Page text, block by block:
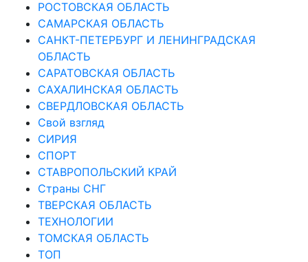
РОСТОВСКАЯ ОБЛАСТЬ
САМАРСКАЯ ОБЛАСТЬ
САНКТ-ПЕТЕРБУРГ И ЛЕНИНГРАДСКАЯ
ОБЛАСТЬ
САРАТОВСКАЯ ОБЛАСТЬ
САХАЛИНСКАЯ ОБЛАСТЬ
СВЕРДЛОВСКАЯ ОБЛАСТЬ
Свой взгляд
СИРИЯ
СПОРТ
СТАВРОПОЛЬСКИЙ КРАЙ
Страны СНГ
ТВЕРСКАЯ ОБЛАСТЬ
ТЕХНОЛОГИИ
ТОМСКАЯ ОБЛАСТЬ
ТОП